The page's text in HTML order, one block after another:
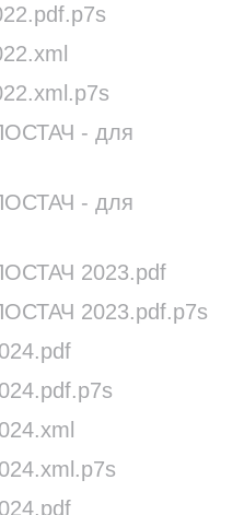
- для
- для
2023.pdf
2023.pdf.p7s